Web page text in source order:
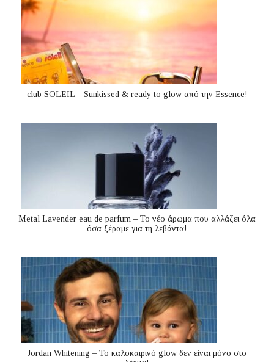
club SOLEIL – Sunkissed & ready to glow από την Essence!
Metal Lavender eau de parfum – Το νέο άρωμα που αλλάζει όλα
όσα ξέραμε για τη λεβάντα!
Jordan Whitening – Το καλοκαιρινό glow δεν είναι μόνο στο